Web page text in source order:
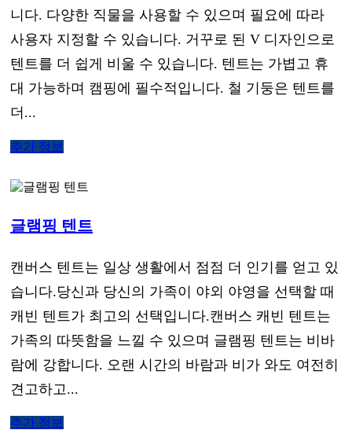
니다. 다양한 직물을 사용할 수 있으며 필요에 따라
사용자 지정할 수 있습니다. 거꾸로 된 V 디자인으로
텐트를 더 쉽게 비울 수 있습니다. 텐트는 가볍고 휴
대 가능하며 캠핑에 필수적입니다. 철 기둥은 텐트를
더...
추가 정보
글램핑 텐트
캔버스 텐트는 일상 생활에서 점점 더 인기를 얻고 있
습니다.당신과 당신의 가족이 야외 야영을 선택할 때
캐빈 텐트가 최고의 선택입니다.캔버스 캐빈 텐트는
가족의 따뜻함을 느낄 수 있으며 글램핑 텐트는 비바
람에 강합니다. 오랜 시간의 바람과 비가 와도 여전히
견고하고...
추가 정보